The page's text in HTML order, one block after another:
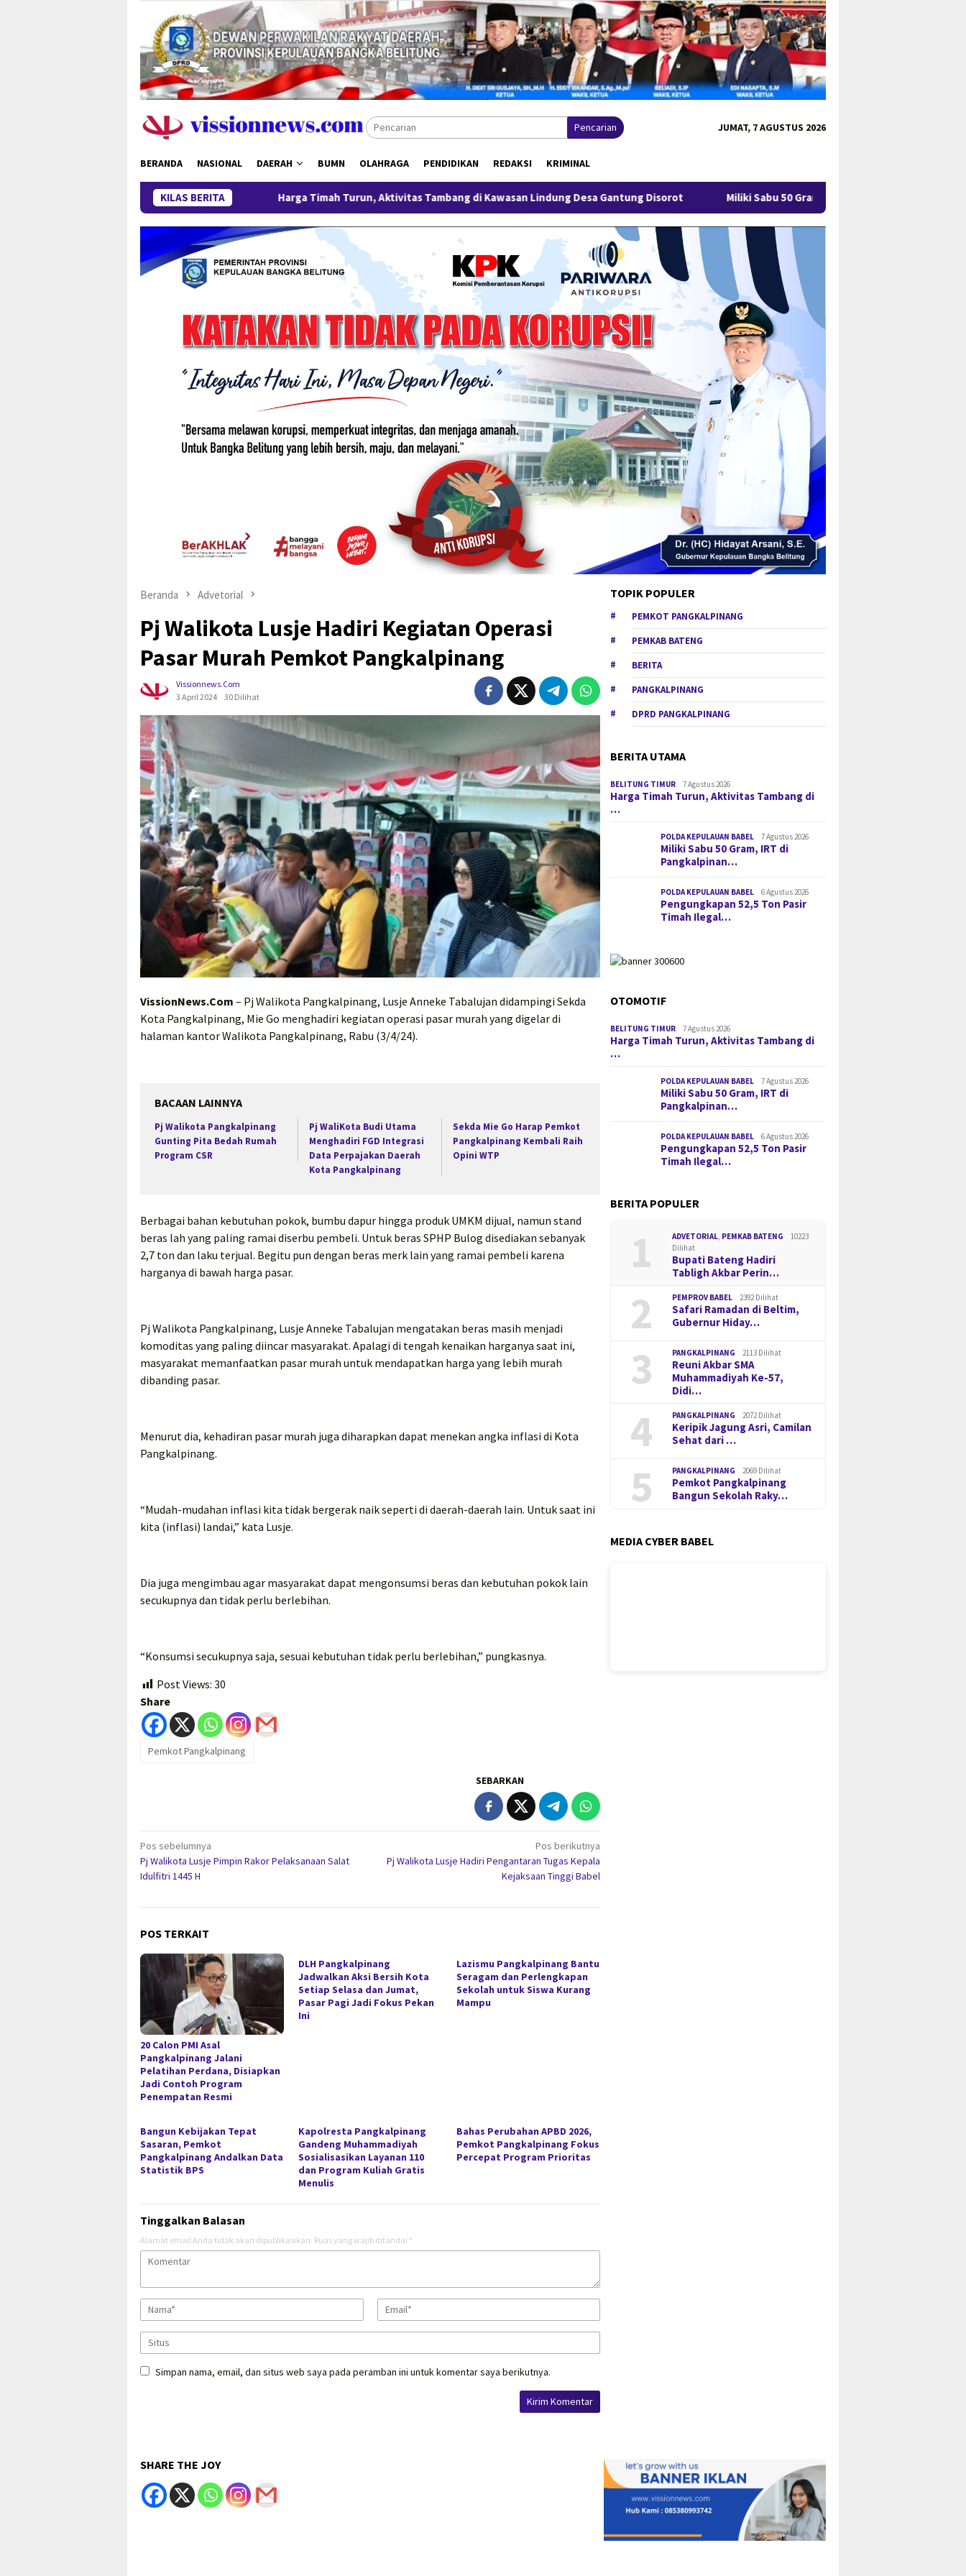
konten
Pencarian JUMAT, 7 AGUSTUS 2026
BERANDA NASIONAL DAERAH BUMN OLAHRAGA PENDIDIKAN REDAKSI KRIMINAL
KILAS BERITA
Harga Timah Turun, Aktivitas Tambang di Kawasan Lindung Desa Gantung Disorot Miliki Sabu 50 Gram, IRT di Pangkalpinang Ditangkap Ditresnarkoba
Beranda Advetorial
Pj Walikota Lusje Hadiri Kegiatan Operasi
Pasar Murah Pemkot Pangkalpinang
Vissionnews.com
3 April 2024
30 Dilihat
VissionNews.Com – Pj Walikota Pangkalpinang, Lusje Anneke Tabalujan didampingi Sekda
Kota Pangkalpinang, Mie Go menghadiri kegiatan operasi pasar murah yang digelar di
halaman kantor Walikota Pangkalpinang, Rabu (3/4/24).
BACAAN LAINNYA
Pj Walikota Pangkalpinang
Gunting Pita Bedah Rumah
Program CSR
Pj WaliKota Budi Utama
Menghadiri FGD Integrasi
Data Perpajakan Daerah
Kota Pangkalpinang
Sekda Mie Go Harap Pemkot
Pangkalpinang Kembali Raih
Opini WTP
Berbagai bahan kebutuhan pokok, bumbu dapur hingga produk UMKM dijual, namun stand
beras lah yang paling ramai diserbu pembeli. Untuk beras SPHP Bulog disediakan sebanyak
2,7 ton dan laku terjual. Begitu pun dengan beras merk lain yang ramai pembeli karena
harganya di bawah harga pasar.
Pj Walikota Pangkalpinang, Lusje Anneke Tabalujan mengatakan beras masih menjadi
komoditas yang paling diincar masyarakat. Apalagi di tengah kenaikan harganya saat ini,
masyarakat memanfaatkan pasar murah untuk mendapatkan harga yang lebih murah
dibanding pasar.
Menurut dia, kehadiran pasar murah juga diharapkan dapat menekan angka inflasi di Kota
Pangkalpinang.
“Mudah-mudahan inflasi kita tidak bergerak naik seperti di daerah-daerah lain. Untuk saat ini
kita (inflasi) landai,” kata Lusje.
Dia juga mengimbau agar masyarakat dapat mengonsumsi beras dan kebutuhan pokok lain
secukupnya dan tidak perlu berlebihan.
“Konsumsi secukupnya saja, sesuai kebutuhan tidak perlu berlebihan,” pungkasnya.
Post Views: 30
Share
Pemkot Pangkalpinang
SEBARKAN
Navigasi
pos
Pos sebelumnya
Pj Walikota Lusje Pimpin Rakor Pelaksanaan Salat
Idulfitri 1445 H
Pos berikutnya
Pj Walikota Lusje Hadiri Pengantaran Tugas Kepala
Kejaksaan Tinggi Babel
POS TERKAIT
20 Calon PMI Asal
Pangkalpinang Jalani
Pelatihan Perdana, Disiapkan
Jadi Contoh Program
Penempatan Resmi
DLH Pangkalpinang
Jadwalkan Aksi Bersih Kota
Setiap Selasa dan Jumat,
Pasar Pagi Jadi Fokus Pekan
Ini
Lazismu Pangkalpinang Bantu
Seragam dan Perlengkapan
Sekolah untuk Siswa Kurang
Mampu
Bangun Kebijakan Tepat
Sasaran, Pemkot
Pangkalpinang Andalkan Data
Statistik BPS
Kapolresta Pangkalpinang
Gandeng Muhammadiyah
Sosialisasikan Layanan 110
dan Program Kuliah Gratis
Menulis
Bahas Perubahan APBD 2026,
Pemkot Pangkalpinang Fokus
Percepat Program Prioritas
Tinggalkan Balasan
Alamat email Anda tidak akan dipublikasikan. Ruas yang wajib ditandai *
Simpan nama, email, dan situs web saya pada peramban ini untuk komentar saya berikutnya.
TOPIK POPULER
PEMKOT PANGKALPINANG
PEMKAB BATENG
BERITA
PANGKALPINANG
DPRD PANGKALPINANG
BERITA UTAMA
BELITUNG TIMUR 7 Agustus 2026
Harga Timah Turun, Aktivitas Tambang di
…
POLDA KEPULAUAN BABEL 7 Agustus 2026
Miliki Sabu 50 Gram, IRT di
Pangkalpinan…
POLDA KEPULAUAN BABEL 6 Agustus 2026
Pengungkapan 52,5 Ton Pasir
Timah Ilegal…
OTOMOTIF
BELITUNG TIMUR 7 Agustus 2026
Harga Timah Turun, Aktivitas Tambang di
…
POLDA KEPULAUAN BABEL 7 Agustus 2026
Miliki Sabu 50 Gram, IRT di
Pangkalpinan…
POLDA KEPULAUAN BABEL 6 Agustus 2026
Pengungkapan 52,5 Ton Pasir
Timah Ilegal…
BERITA POPULER
1 ADVETORIAL, PEMKAB BATENG
10223
Dilihat
Bupati Bateng Hadiri
Tabligh Akbar Perin…
2 PEMPROV BABEL 2392 Dilihat
Safari Ramadan di Beltim,
Gubernur Hiday…
3 PANGKALPINANG 2113 Dilihat
Reuni Akbar SMA
Muhammadiyah Ke-57,
Didi…
4 PANGKALPINANG 2072 Dilihat
Keripik Jagung Asri, Camilan
Sehat dari …
5 PANGKALPINANG 2069 Dilihat
Pemkot Pangkalpinang
Bangun Sekolah Raky…
MEDIA CYBER BABEL
SHARE THE JOY